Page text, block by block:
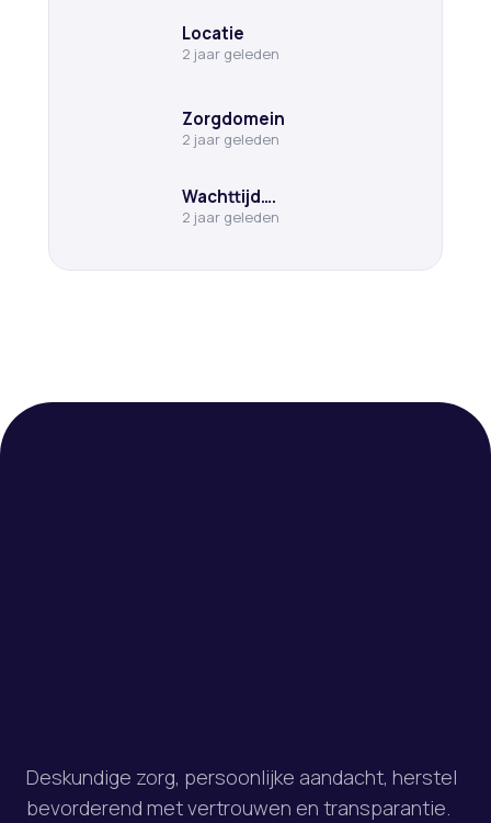
Locatie
2 jaar geleden
Zorgdomein
2 jaar geleden
Wachttijd….
2 jaar geleden
Deskundige zorg, persoonlijke aandacht, herstel
bevorderend met vertrouwen en transparantie.